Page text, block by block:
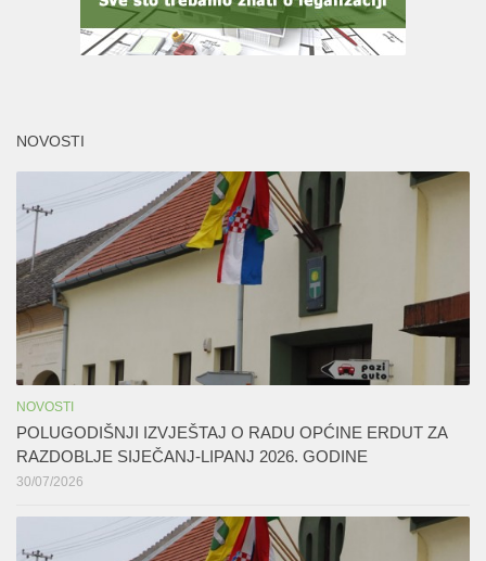
NOVOSTI
NOVOSTI
POLUGODIŠNJI IZVJEŠTAJ O RADU OPĆINE ERDUT ZA
RAZDOBLJE SIJEČANJ-LIPANJ 2026. GODINE
30/07/2026